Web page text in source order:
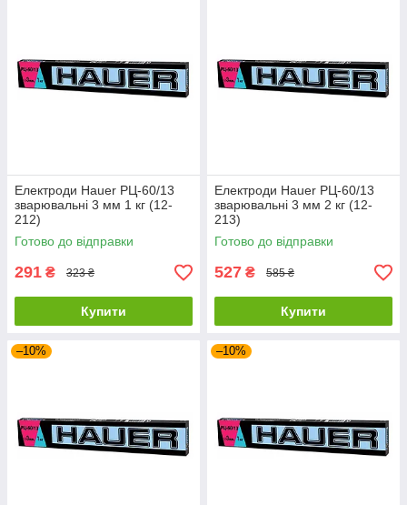
Електроди Hauer РЦ-60/13
зварювальні 3 мм 1 кг (12-
212)
Готово до відправки
291 ₴ 323 ₴
Купити
Електроди Hauer РЦ-60/13
зварювальні 3 мм 2 кг (12-
213)
Готово до відправки
527 ₴ 585 ₴
Купити
–10% –10%